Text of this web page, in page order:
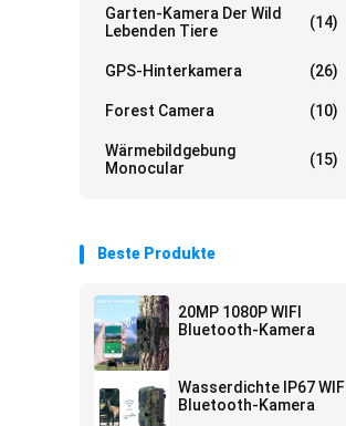
Garten-Kamera Der Wild
Lebenden Tiere
(14)
GPS-Hinterkamera (26)
Forest Camera (10)
Wärmebildgebung
Monocular
(15)
Beste Produkte
20MP 1080P WIFI
Bluetooth-Kamera
Wasserdichte IP67 WIFI
Bluetooth-Kamera